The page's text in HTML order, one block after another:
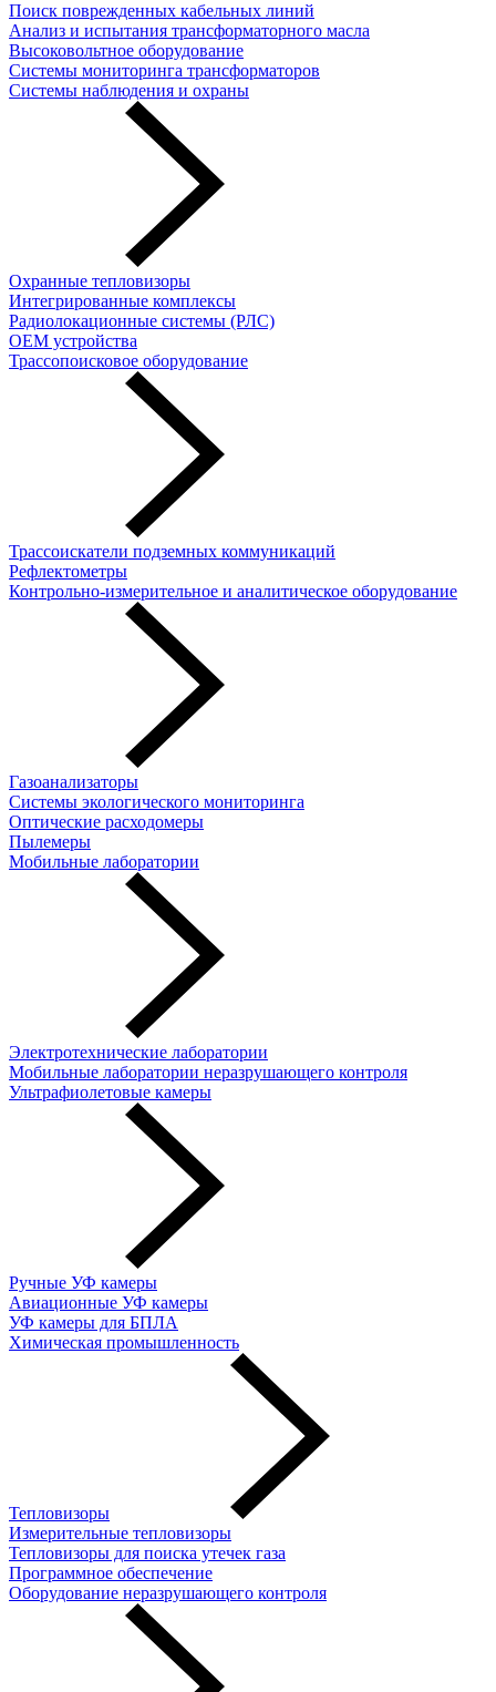
Поиск поврежденных кабельных линий
Анализ и испытания трансформаторного масла
Высоковольтное оборудование
Системы мониторинга трансформаторов
Системы наблюдения и охраны
Охранные тепловизоры
Интегрированные комплексы
Радиолокационные системы (РЛС)
OEM устройства
Трассопоисковое оборудование
Трассоискатели подземных коммуникаций
Рефлектометры
Контрольно-измерительное и аналитическое оборудование
Газоанализаторы
Системы экологического мониторинга
Оптические расходомеры
Пылемеры
Мобильные лаборатории
Электротехнические лаборатории
Мобильные лаборатории неразрушающего контроля
Ультрафиолетовые камеры
Ручные УФ камеры
Авиационные УФ камеры
УФ камеры для БПЛА
Химическая промышленность
Тепловизоры
Измерительные тепловизоры
Тепловизоры для поиска утечек газа
Программное обеспечение
Оборудование неразрушающего контроля